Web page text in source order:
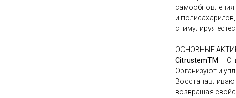
самообновления
и
стимулируя
ОСНОВНЫЕ
CitrustemTM —
Организуют и
возвращая